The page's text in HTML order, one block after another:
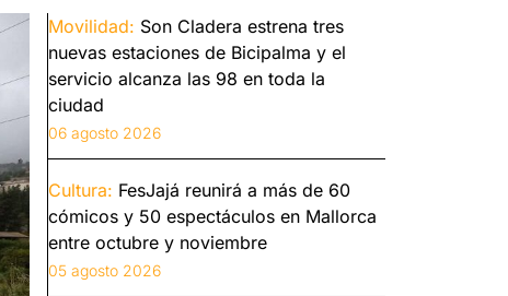
Movilidad: Son Cladera estrena tres
nuevas estaciones de Bicipalma y el
servicio alcanza las 98 en toda la
ciudad
06 agosto 2026
Cultura: FesJajá reunirá a más de 60
cómicos y 50 espectáculos en Mallorca
entre octubre y noviembre
05 agosto 2026